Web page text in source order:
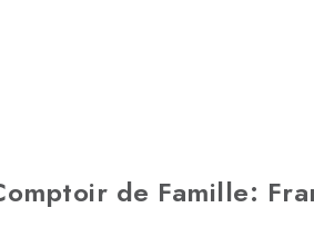
de Famille: